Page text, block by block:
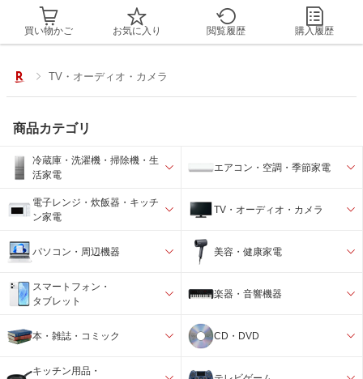
買い物かご お気に入り 閲覧履歴 購入履歴
TV・オーディオ・カメラ
商品カテゴリ
冷蔵庫・洗濯機・掃除機・生
活家電
エアコン・空調・季節家電
電子レンジ・炊飯器・キッチ
ン家電
TV・オーディオ・カメラ
パソコン・周辺機器 美容・健康家電
スマートフォン・
タブレット
楽器・音響機器
本・雑誌・コミック CD・DVD
キッチン用品・